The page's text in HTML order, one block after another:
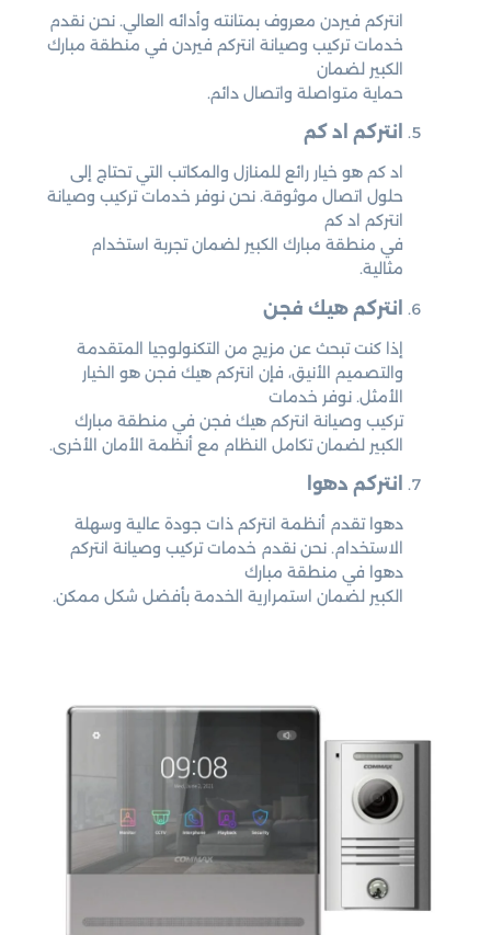
انتركم فيردن معروف بمتانته وأدائه العالي. نحن نقدم
خدمات تركيب وصيانة انتركم فيردن في منطقة مبارك
الكبير لضمان
حماية متواصلة واتصال دائم.
انتركم اد كم
اد كم هو خيار رائع للمنازل والمكاتب التي تحتاج إلى
حلول اتصال موثوقة. نحن نوفر خدمات تركيب وصيانة
انتركم اد كم
في منطقة مبارك الكبير لضمان تجربة استخدام
مثالية.
انتركم هيك فجن
إذا كنت تبحث عن مزيج من التكنولوجيا المتقدمة
والتصميم الأنيق، فإن انتركم هيك فجن هو الخيار
الأمثل. نوفر خدمات
تركيب وصيانة انتركم هيك فجن في منطقة مبارك
الكبير لضمان تكامل النظام مع أنظمة الأمان الأخرى.
انتركم دهوا
دهوا تقدم أنظمة انتركم ذات جودة عالية وسهلة
الاستخدام. نحن نقدم خدمات تركيب وصيانة انتركم
دهوا في منطقة مبارك
الكبير لضمان استمرارية الخدمة بأفضل شكل ممكن.